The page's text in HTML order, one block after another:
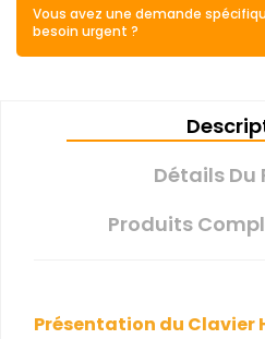
Vous avez une demande
besoin urgent ?
Détails Du
Produits
Présentation du Clavier